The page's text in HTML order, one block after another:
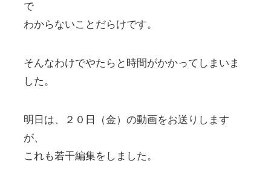
で
わからないことだらけです。
そんなわけでやたらと時間がかかってしまいま
した。
明日は、２０日（金）の動画をお送りします
が、
これも若干編集をしました。